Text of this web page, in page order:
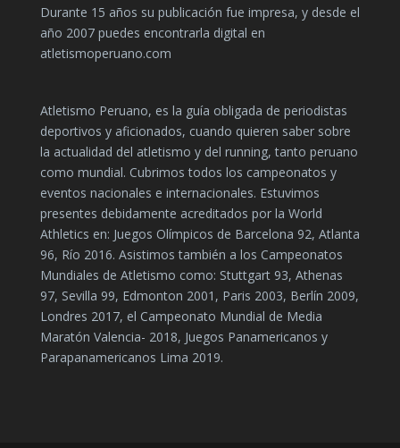
Durante 15 años su publicación fue impresa, y desde el
año 2007 puedes encontrarla digital en
atletismoperuano.com
Atletismo Peruano, es la guía obligada de periodistas
deportivos y aficionados, cuando quieren saber sobre
la actualidad del atletismo y del running, tanto peruano
como mundial. Cubrimos todos los campeonatos y
eventos nacionales e internacionales. Estuvimos
presentes debidamente acreditados por la World
Athletics en: Juegos Olímpicos de Barcelona 92, Atlanta
96, Río 2016. Asistimos también a los Campeonatos
Mundiales de Atletismo como: Stuttgart 93, Athenas
97, Sevilla 99, Edmonton 2001, Paris 2003, Berlín 2009,
Londres 2017, el Campeonato Mundial de Media
Maratón Valencia- 2018, Juegos Panamericanos y
Parapanamericanos Lima 2019.